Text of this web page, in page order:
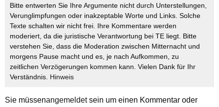
Bitte entwerten Sie Ihre Argumente nicht durch Unterstellungen,
Verunglimpfungen oder inakzeptable Worte und Links. Solche
Texte schalten wir nicht frei. Ihre Kommentare werden
moderiert, da die juristische Verantwortung bei TE liegt. Bitte
verstehen Sie, dass die Moderation zwischen Mitternacht und
morgens Pause macht und es, je nach Aufkommen, zu
zeitlichen Verzögerungen kommen kann. Vielen Dank für Ihr
Verständnis. Hinweis
Sie müssenangemeldetsein um einen Kommentar oder